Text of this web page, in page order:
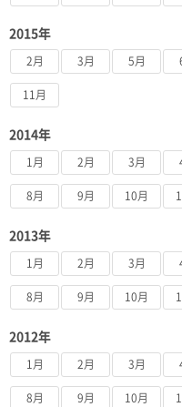
2015年
2月 3月 5月
11月
2014年
1月 2月 3月
8月 9月 10月
2013年
1月 2月 3月
8月 9月 10月
2012年
1月 2月 3月
8月 9月 10月